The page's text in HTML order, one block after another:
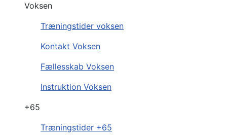
Voksen
Træningstider voksen
Kontakt Voksen
Fællesskab Voksen
Instruktion Voksen
+65
Træningstider +65